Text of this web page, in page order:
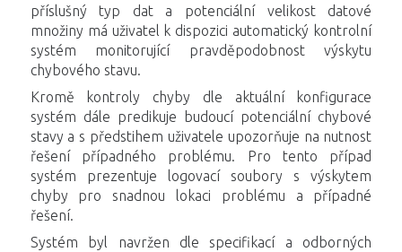
příslušný typ dat a potenciální velikost datové
množiny má uživatel k dispozici automatický kontrolní
systém monitorující pravděpodobnost výskytu
chybového stavu.
Kromě kontroly chyby dle aktuální konfigurace
systém dále predikuje budoucí potenciální chybové
stavy a s předstihem uživatele upozorňuje na nutnost
řešení případného problému. Pro tento případ
systém prezentuje logovací soubory s výskytem
chyby pro snadnou lokaci problému a případné
řešení.
Systém byl navržen dle specifikací a odborných